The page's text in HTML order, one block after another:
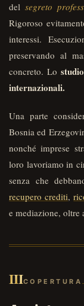
del segreto
Rigoroso
interessi.
preservando al
concreto. Lo
internazionali.
Una parte
Bosnia ed
nonché imprese
loro lavoriamo in
senza che
recupero crediti,
e mediazione,
IIICOPERTURA